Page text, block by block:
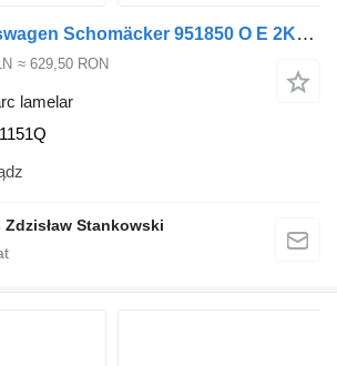
Arc lamelar Volkswagen Schomäcker 951850 O E 2K0511151Q pentru vehicul comercial
≈ 629,50 RON
lamelar
Zdzisław Stankowski